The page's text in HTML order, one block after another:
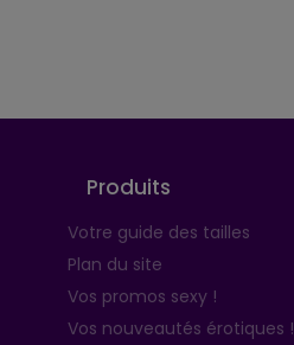
Produits
Votre guide des tailles
Plan du site
Vos promos sexy !
Vos nouveautés érotiques !